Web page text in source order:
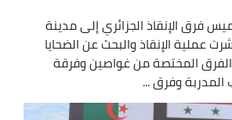
فرق الإنقاذ الجزائري إلى مدينة
عملية الإنقاذ والبحث عن الضحايا
المختصة من غواصين وفرقة
وفرق ...